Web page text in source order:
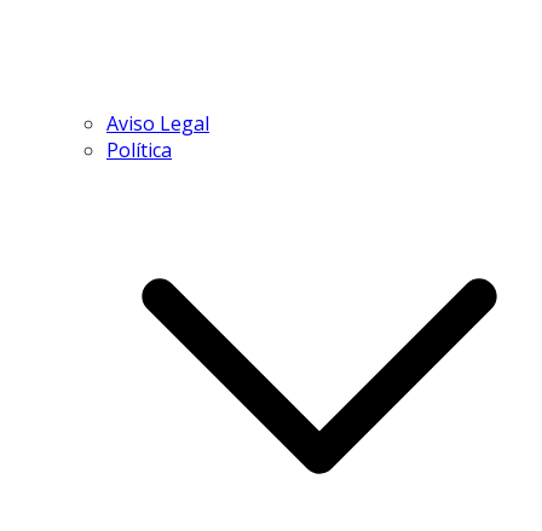
Aviso Legal
Política